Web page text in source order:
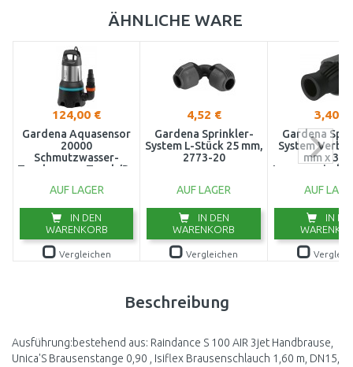
ÄHNLICHE WARE
124,00 €
Gardena Aquasensor
20000
Schmutzwasser-
Tauchpumpe,Tauch/Druckpumpe
9044-20
AUF LAGER
IN DEN
WARENKORB
Vergleichen
4,52 €
Gardena Sprinkler-
System L-Stück 25 mm,
2773-20
AUF LAGER
IN DEN
WARENKORB
Vergleichen
3,40 €
Gardena
System
mm x 3/
Innengewinde
AUF
IN
Beschreibung
Ausführung:bestehend aus: Raindance S 100 AIR 3jet Handbrause,
Unica'S Brausenstange 0,90 , Isiflex Brausenschlauch 1,60 m, DN15,